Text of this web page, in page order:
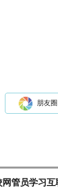
朋友圈
管员学习